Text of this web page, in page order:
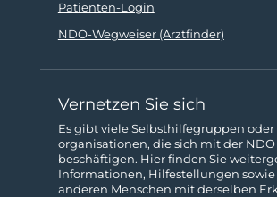
Patienten-Login
NDO-Wegweiser (Arztfinder)
Vernetzen Sie sich
Es gibt viele Selbsthilfe­gruppen
organisationen, die sich mit der NDO
beschäftigen. Hier finden Sie
Informa­tionen, Hilfestellungen
anderen Menschen mit derselben